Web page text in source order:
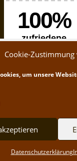
Cookie-Zustimmung
um unsere
Datenschutzerklärung